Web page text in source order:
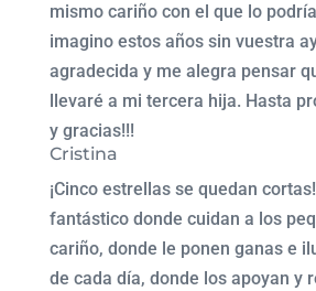
mismo cariño con el que lo
imagino estos años sin vuestra
agradecida y me alegra pensar
llevaré a mi tercera hija. Hasta
y gracias!!!
Cristina
¡Cinco estrellas se quedan
fantástico donde cuidan a los
cariño, donde le ponen ganas e
de cada día, donde los apoyan y